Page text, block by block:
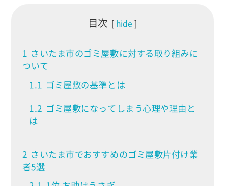
目次 hide
1 さいたま市のゴミ屋敷に対する取り組みに
ついて
1.1 ゴミ屋敷の基準とは
1.2 ゴミ屋敷になってしまう心理や理由と
は
2 さいたま市でおすすめのゴミ屋敷片付け業
者5選